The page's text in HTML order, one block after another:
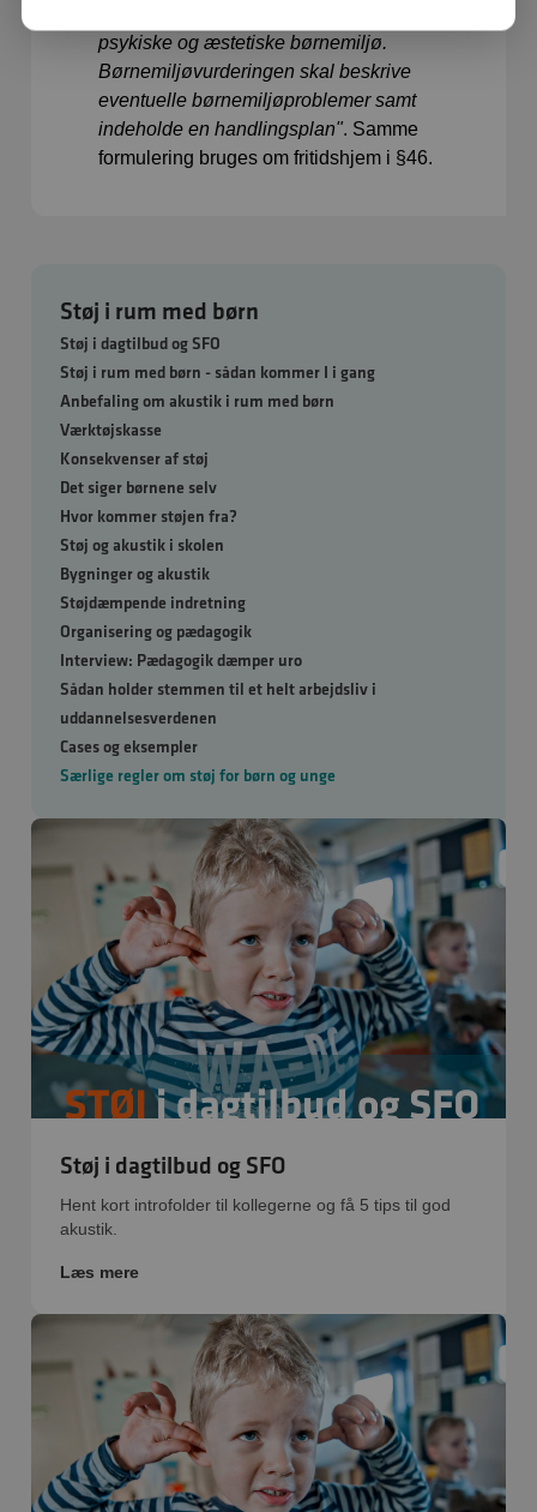
Støj i rum med børn
Støj i dagtilbud og SFO
Støj i rum med børn - sådan kommer I i gang
Anbefaling om akustik i rum med børn
Værktøjskasse
Konsekvenser af støj
Det siger børnene selv
Hvor kommer støjen fra?
Støj og akustik i skolen
Bygninger og akustik
Støjdæmpende indretning
Organisering og pædagogik
Interview: Pædagogik dæmper uro
Sådan holder stemmen til et helt arbejdsliv i
uddannelsesverdenen
Cases og eksempler
Særlige regler om støj for børn og unge
Støj i dagtilbud og SFO
Hent kort introfolder til kollegerne og få 5 tips til god
akustik.
Læs mere
psykiske og æstetiske børnemiljø.
Børnemiljøvurderingen skal beskrive
eventuelle børnemiljøproblemer samt
indeholde en handlingsplan". Samme
formulering bruges om fritidshjem i §46.